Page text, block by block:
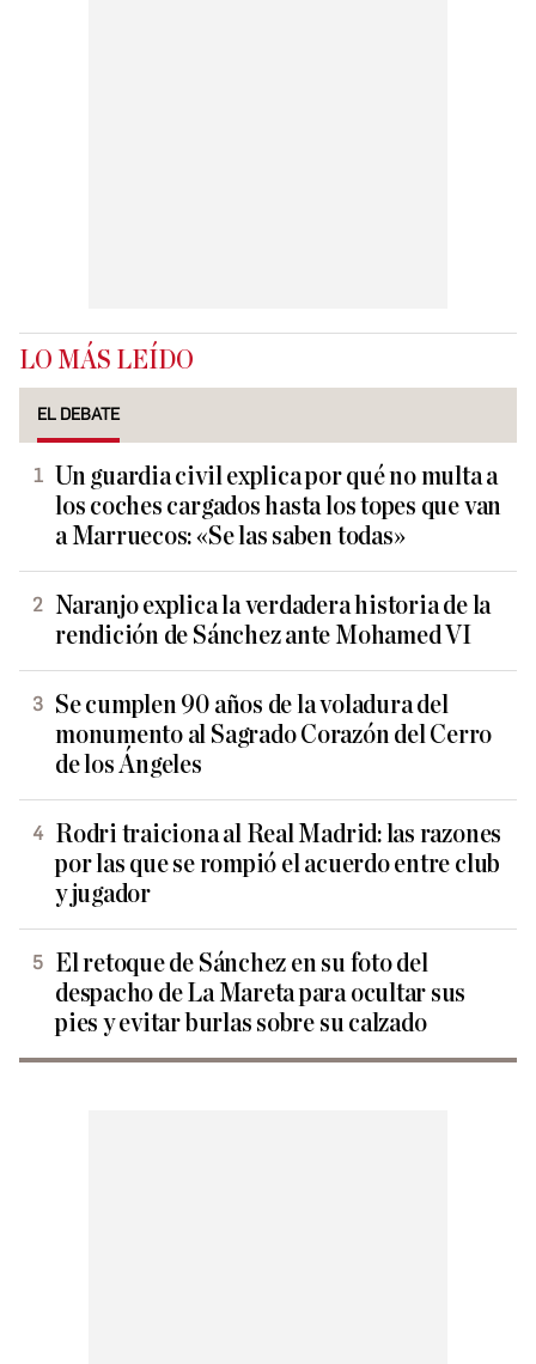
LO MÁS LEÍDO
EL DEBATE
Un guardia civil explica por qué no multa a
los coches cargados hasta los topes que van
a Marruecos: «Se las saben todas»
Naranjo explica la verdadera historia de la
rendición de Sánchez ante Mohamed VI
Se cumplen 90 años de la voladura del
monumento al Sagrado Corazón del Cerro
de los Ángeles
Rodri traiciona al Real Madrid: las razones
por las que se rompió el acuerdo entre club
y jugador
El retoque de Sánchez en su foto del
despacho de La Mareta para ocultar sus
pies y evitar burlas sobre su calzado